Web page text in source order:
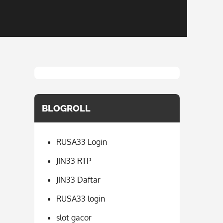
BLOGROLL
RUSA33 Login
JIN33 RTP
JIN33 Daftar
RUSA33 login
slot gacor